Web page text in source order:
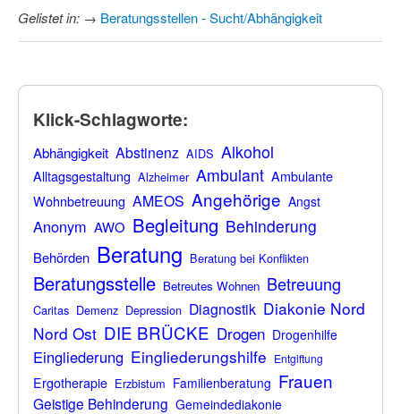
Gelistet in: → Beratungsstellen - Sucht/Abhängigkeit
Klick-Schlagworte:
Abhängigkeit Abstinenz AIDS Alkohol
Alltagsgestaltung Alzheimer Ambulant Ambulante
Wohnbetreuung AMEOS Angehörige Angst
Anonym AWO Begleitung Behinderung
Behörden Beratung Beratung bei Konflikten
Beratungsstelle Betreutes Wohnen Betreuung
Caritas Demenz Depression Diagnostik Diakonie Nord
Nord Ost DIE BRÜCKE Drogen Drogenhilfe
Eingliederung Eingliederungshilfe Entgiftung
Ergotherapie Erzbistum Familienberatung Frauen
Geistige Behinderung Gemeindediakonie